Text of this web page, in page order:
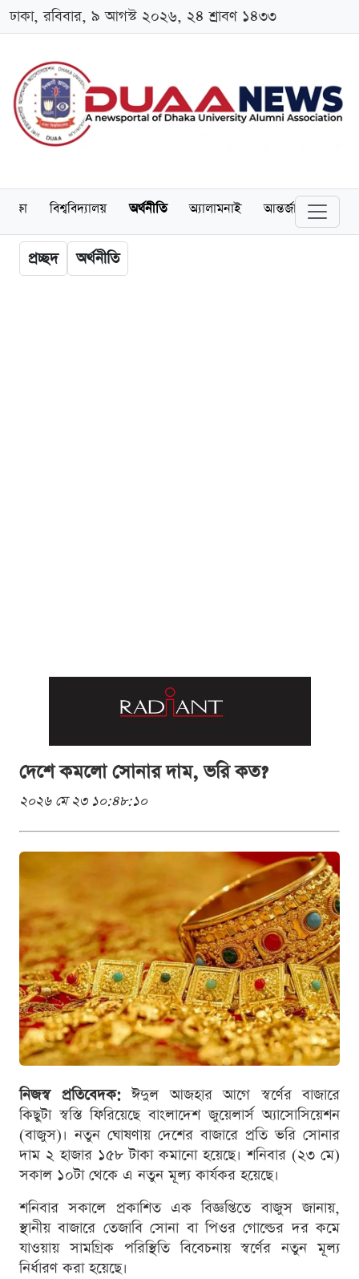
ঢাকা, রবিবার, ৯ আগস্ট ২০২৬, ২৪ শ্রাবণ ১৪৩৩
শিক্ষা বিশ্ববিদ্যালয় অর্থনীতি অ্যালামনাই আন্তর্জাতিক
প্রচ্ছদ অর্থনীতি
দেশে কমলো সোনার দাম, ভরি কত?
২০২৬ মে ২৩ ১০:৪৮:১০
নিজস্ব প্রতিবেদক:ঈদুল আজহার আগে স্বর্ণের বাজারে
কিছুটা স্বস্তি ফিরিয়েছে বাংলাদেশ জুয়েলার্স অ্যাসোসিয়েশন
(বাজুস)। নতুন ঘোষণায় দেশের বাজারে প্রতি ভরি সোনার
দাম ২ হাজার ১৫৮ টাকা কমানো হয়েছে। শনিবার (২৩ মে)
সকাল ১০টা থেকে এ নতুন মূল্য কার্যকর হয়েছে।
শনিবার সকালে প্রকাশিত এক বিজ্ঞপ্তিতে বাজুস জানায়,
স্থানীয় বাজারে তেজাবি সোনা বা পিওর গোল্ডের দর কমে
যাওয়ায় সামগ্রিক পরিস্থিতি বিবেচনায় স্বর্ণের নতুন মূল্য
নির্ধারণ করা হয়েছে।